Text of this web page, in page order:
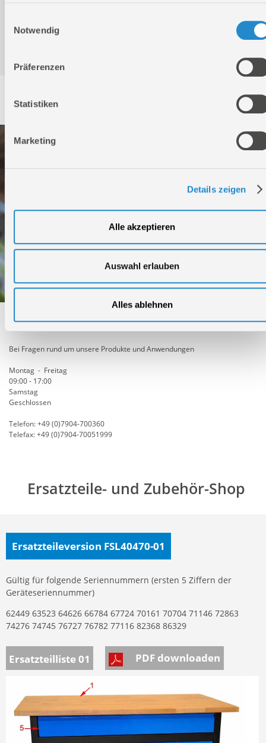
Notwendig
Präferenzen
Statistiken
Marketing
Details zeigen
Alle akzeptieren
Auswahl erlauben
Alles ablehnen
Bedienungsanleitung / Warn-und Sicherheitshinweise
Technischer Service
Bei Fragen rund um unsere Produkte und Anwendungen
Montag - Freitag
09:00 - 17:00
Samstag
Geschlossen
Telefon: +49 (0)7904-700360
Telefax: +49 (0)7904-70051999
Ersatzteile- und Zubehör-Shop
Ersatzteileversion FSL40470-01
Gültig für folgende Seriennummern (ersten 5 Ziffern der
Geräteseriennummer)
62449 63523 64626 66784 67724 70161 70704 71146 72863
74276 74745 76727 76782 77116 82368 86329
Ersatzteilliste 01 PDF downloaden